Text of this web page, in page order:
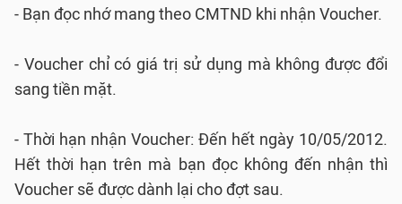
- Bạn đọc nhớ mang theo CMTND khi nhận Voucher.
- Voucher chỉ có giá trị sử dụng mà không được đổi
sang tiền mặt.
- Thời hạn nhận Voucher: Đến hết ngày 10/05/2012.
Hết thời hạn trên mà bạn đọc không đến nhận thì
Voucher sẽ được dành lại cho đợt sau.